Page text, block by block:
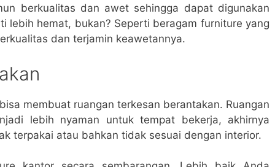
berkualitas dan awet sehingga dapat digunakan
lebih hemat, bukan? Seperti beragam furniture yang
dan terjamin keawetannya.
membuat ruangan terkesan berantakan. Ruangan
lebih nyaman untuk tempat bekerja, akhirnya
terpakai atau bahkan tidak sesuai dengan interior.